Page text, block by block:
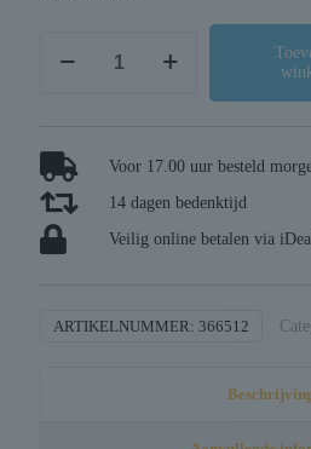
seasons
zwart
grijs
Voor 17.00 uur besteld
14 dagen bedenktijd
Veilig online betalen via iDeal
ARTIKELNUMMER: 366512